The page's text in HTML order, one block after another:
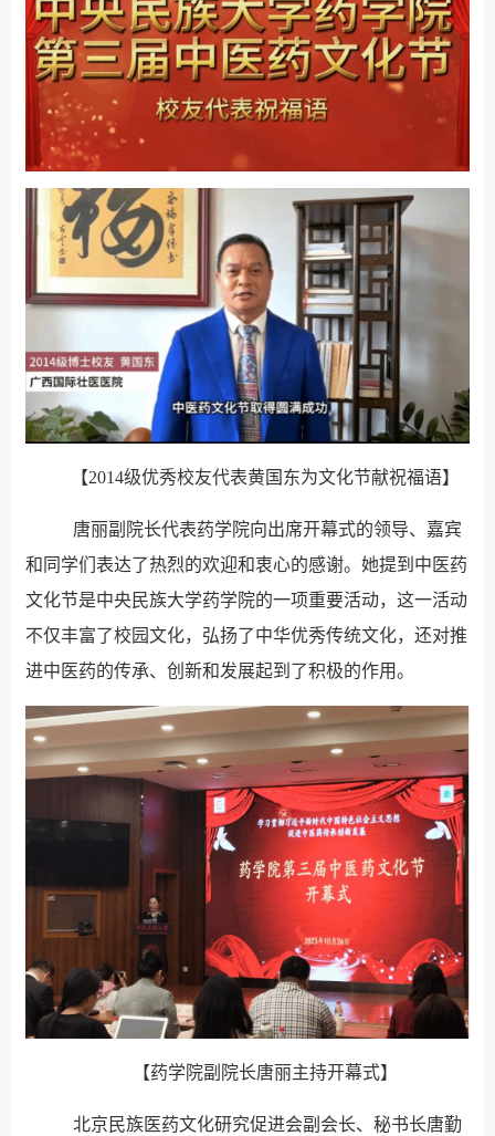
【2014级优秀校友代表黄国东为文化节献祝福语】
唐丽副院长代表药学院向出席开幕式的领导、嘉宾
和同学们表达了热烈的欢迎和衷心的感谢。她提到中医药
文化节是中央民族大学药学院的一项重要活动，这一活动
不仅丰富了校园文化，弘扬了中华优秀传统文化，还对推
进中医药的传承、创新和发展起到了积极的作用。
【药学院副院长唐丽主持开幕式】
北京民族医药文化研究促进会副会长、秘书长唐勤